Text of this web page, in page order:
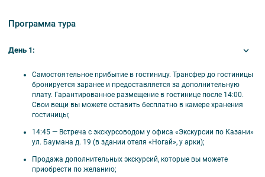
1500 рублей; «Овеянная легендами земля» в Раифский
интерактивная программа «Гостеприимный дом Бая» — 2600
2600 рублей с туриста;
Радиогид (наушники для экскурсий)— 200 рублей за сутки
экскурсионного обслуживания;
Дополнительные ночи (стоимость необходимо уточнять у
менеджеров).
Внимание
Тариф «Дети до 7 лет» — без предоставления отдельного
спального места. При необходимости спального места
Программа тура
День 1:
Самостоятельное прибытие в гостиницу. Трансфер до гостиницы
бронируется заранее и предоставляется за дополнительную
плату. Гарантированное размещение в гостинице после 14:00.
Свои вещи вы можете оставить бесплатно в камере хранения
гостиницы;
14:45 — Встреча с экскурсоводом у офиса «Экскурсии по Казани»
ул. Баумана д. 19 (в здании отеля «Ногай», у арки);
Продажа дополнительных экскурсий, которые вы можете
приобрести по желанию;